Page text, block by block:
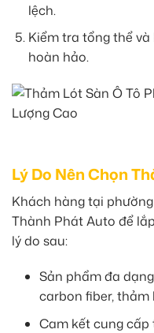
lệch.
Kiểm tra tổng thể
hoàn hảo.
Lý Do Nên Chọn
Khách hàng tại
Thành Phát Auto để lắp
lý do sau:
Sản phẩm đa
carbon fiber, thảm
Cam kết cung